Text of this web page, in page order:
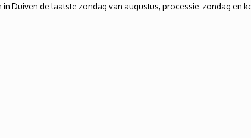
in Duiven de laatste zondag van augustus, processie-zondag en